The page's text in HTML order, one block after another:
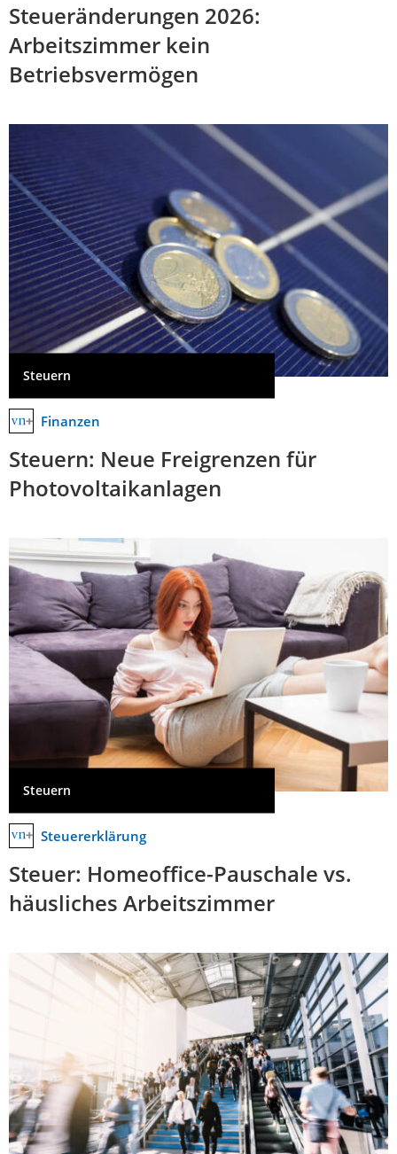
Steueränderungen 2026:
Arbeitszimmer kein
Betriebsvermögen
Steuern
Finanzen
Steuern: Neue Freigrenzen für
Photovoltaikanlagen
Steuern
Steuererklärung
Steuer: Homeoffice-Pauschale vs.
häusliches Arbeitszimmer